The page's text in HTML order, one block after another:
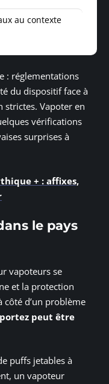
au contexte
: réglementations
du dispositif face à
strictes. Vapoter en
vérifications
surprises à
+ : affixes,
le pays
vapoteurs se
et la protection
côté d’un problème
peut être
puffs jetables à
un vapoteur